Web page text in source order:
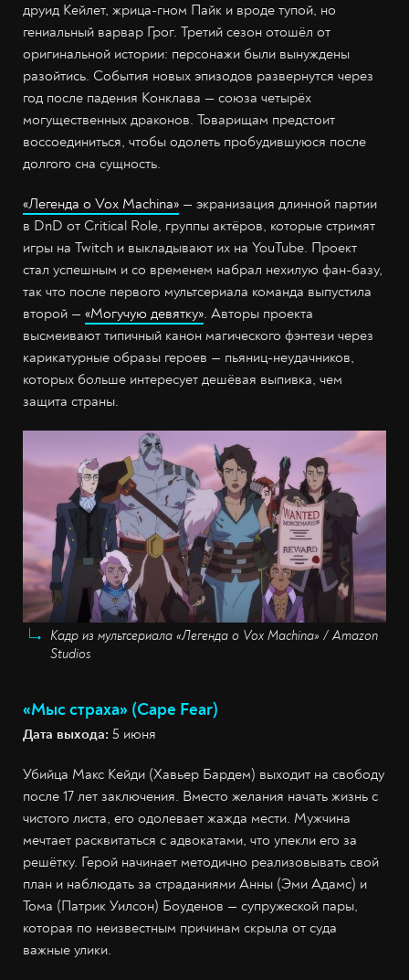
друид Кейлет, жрица-гном Пайк и вроде тупой, но
гениальный варвар Грог. Третий сезон отошёл от
оригинальной истории: персонажи были вынуждены
разойтись. События новых эпизодов развернутся через
год после падения Конклава — союза четырёх
могущественных драконов. Товарищам предстоит
воссоединиться, чтобы одолеть пробудившуюся после
долгого сна сущность.
«Легенда о Vox Machina» — экранизация длинной партии
в DnD от Critical Role, группы актёров, которые стримят
игры на Twitch и выкладывают их на YouTube. Проект
стал успешным и со временем набрал нехилую фан-базу,
так что после первого мультсериала команда выпустила
второй — «Могучую девятку». Авторы проекта
высмеивают типичный канон магического фэнтези через
карикатурные образы героев — пьяниц-неудачников,
которых больше интересует дешёвая выпивка, чем
защита страны.
Кадр из мультсериала «Легенда о Vox Machina» / Amazon
Studios
«Мыс страха» (Cape Fear)
Дата выхода: 5 июня
Убийца Макс Кейди (Хавьер Бардем) выходит на свободу
после 17 лет заключения. Вместо желания начать жизнь с
чистого листа, его одолевает жажда мести. Мужчина
мечтает расквитаться с адвокатами, что упекли его за
решётку. Герой начинает методично реализовывать свой
план и наблюдать за страданиями Анны (Эми Адамс) и
Тома (Патрик Уилсон) Боуденов — супружеской пары,
которая по неизвестным причинам скрыла от суда
важные улики.